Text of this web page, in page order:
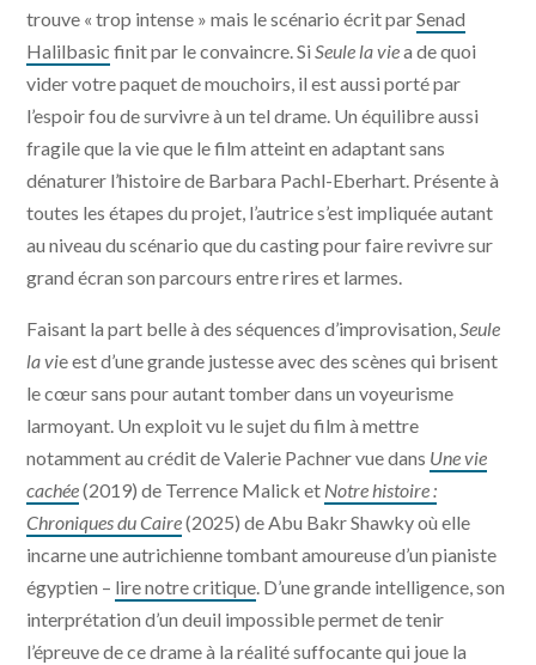
trouve « trop intense » mais le scénario écrit parSenad
Halilbasic finit par le convaincre. SiSeule la viea de quoi
vider votre paquet de mouchoirs, il est aussi porté par
l’espoir fou de survivre à un tel drame. Un équilibre aussi
fragile que la vie que le film atteint en adaptant sans
dénaturer l’histoire de Barbara Pachl-Eberhart. Présente à
toutes les étapes du projet, l’autrice s’est impliquée autant
au niveau du scénario que du casting pour faire revivre sur
grand écran son parcours entre rires et larmes.
Faisant la part belle à des séquences d’improvisation,Seule
la vie est d’une grande justesse avec des scènes qui brisent
le cœur sans pour autant tomber dans un voyeurisme
larmoyant. Un exploit vu le sujet du film à mettre
notamment au crédit de Valerie Pachner vue dans Une vie
cachée(2019) de Terrence Malick et Notre histoire :
Chroniques du Caire(2025) de Abu Bakr Shawky où elle
incarne une autrichienne tombant amoureuse d’un pianiste
égyptien – lire notre critique. D’une grande intelligence, son
interprétation d’un deuil impossible permet de tenir
l’épreuve de ce drame à la réalité suffocante qui joue la